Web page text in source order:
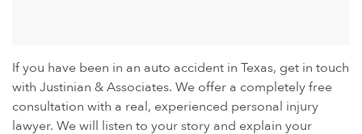
If you have been in an auto accident in Texas, get in touch
with Justinian & Associates. We offer a completely free
consultation with a real, experienced personal injury
lawyer. We will listen to your story and explain your